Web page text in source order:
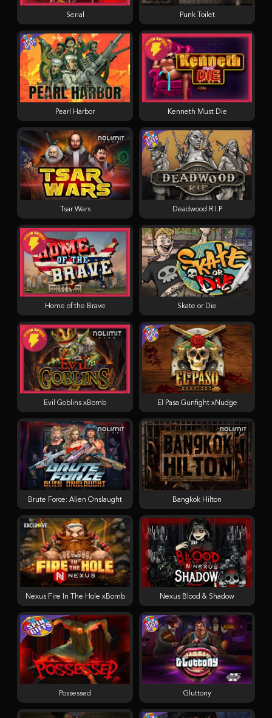
Nexus Blood & Shadow
Nexus Fire In The Hole xBomb
Tsar Wars
Home of the Brave Skate or Die
Deadwood R.I.P
Bangkok Hilton
Brute Force: Alien Onslaught
Kenneth Must Die
El Pasa Gunfight xNudge
Evil Goblins xBomb
Gluttony
Serial Punk Toilet
Possessed
Pearl Harbor